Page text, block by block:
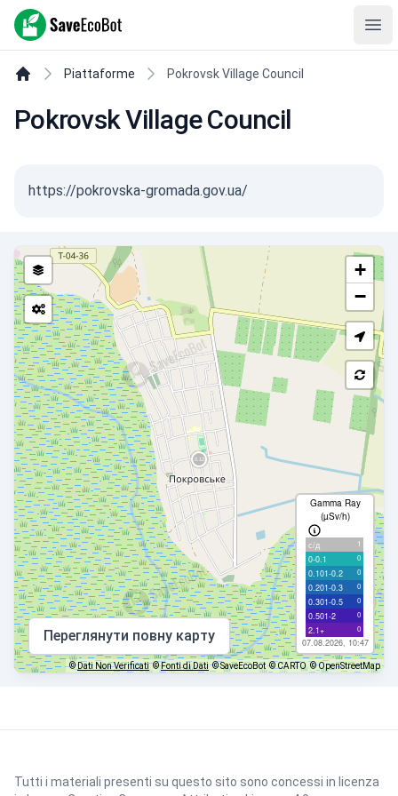
SaveEcoBot
Piattaforme Pokrovsk Village Council
Pokrovsk Village Council
https://pokrovska-gromada.gov.ua/
+
−
Gamma Ray
(µSv/h)
с/д 1
0-0.1 0
0.101-0.2 0
0.201-0.3 0
0.301-0.5 0
0.501-2 0
2.1+ 0
07.08.2026, 10:47
Переглянути повну карту
©Dati Non Verificati ©Fonti di Dati © SaveEcoBot © CARTO © OpenStreetMap
Tutti i materiali presenti su questo sito sono concessi in licenza